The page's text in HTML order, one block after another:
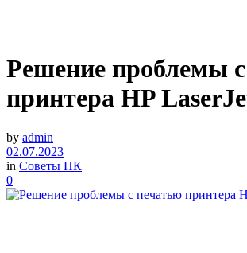
Решение проблемы
принтера HP
by admin
02.07.2023
in Советы ПК
0